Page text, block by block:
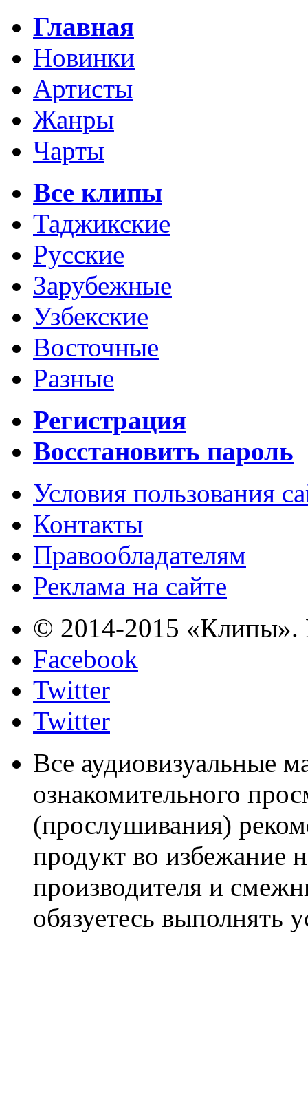
Главная
Новинки
Артисты
Жанры
Чарты
Все клипы
Таджикские
Русские
Зарубежные
Узбекские
Восточные
Разные
Регистрация
Восстановить пароль
Условия пользования
Контакты
Правообладателям
Реклама на сайте
© 2014-2015 «Клипы».
Facebook
Twitter
Twitter
Все аудиовизуальные
ознакомительного
(прослушивания)
продукт во избежание
производителя и
обязуетесь выполнять